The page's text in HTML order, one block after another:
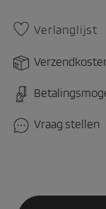
Verlanglijst
Vraag stellen